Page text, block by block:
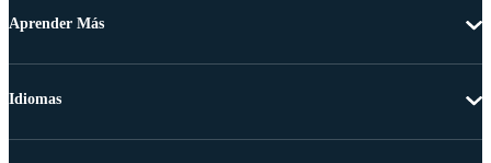
Aprender Más
Idiomas